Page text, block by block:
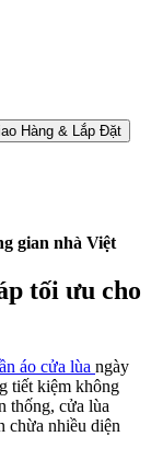
Hàng & Lắp Đặt
gian nhà Việt
tối ưu cho
áo cửa lùa ngày
tiết kiệm không
thống, cửa lùa
chừa nhiều diện